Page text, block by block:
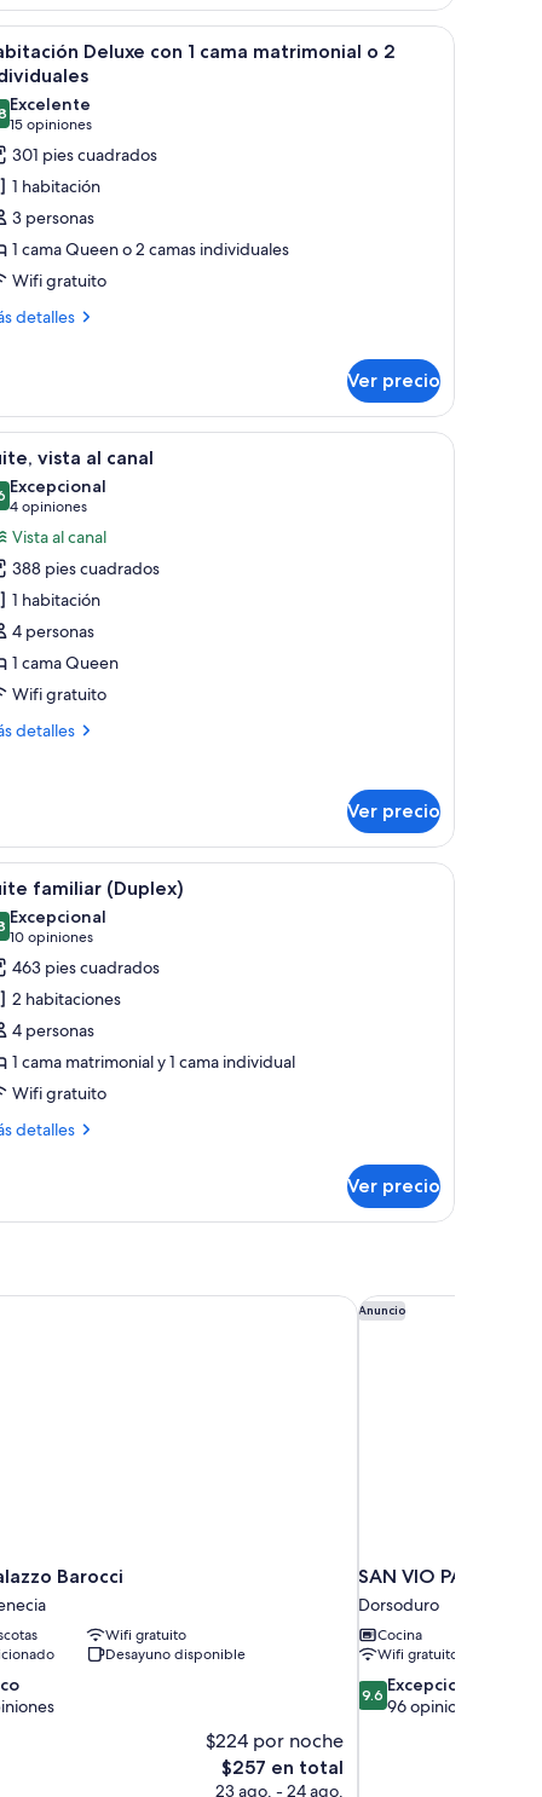
un sofá y un escritorio. Un dormitorio con una cama grande, dos
9
Deluxe con 1 cama matrimonial o 2
de 10
Excelente
15 opiniones
(15
opiniones)
301 pies cuadrados
1 habitación
3 personas
1 cama Queen o 2 camas individuales
Wifi gratuito
detalles
Ver precio
Un dormitorio moderno con una tapicería
8 vista al canal
de 10
Excepcional
4 opiniones
(4
opiniones)
Vista al canal
388 pies cuadrados
1 habitación
4 personas
1 cama Queen
Wifi gratuito
detalles
Ver precio
una escalera de madera y una zona de estar con chimenea.
Una habitación moderna con piso de
4 familiar (Duplex)
de 10
Excepcional
10 opiniones
(10
opiniones)
463 pies cuadrados
2 habitaciones
4 personas
1 cama matrimonial y 1 cama individual
Wifi gratuito
detalles
Ver precio
Barocci
Wifi gratuito
Desayuno disponible
$224 por noche
El
precio
$257 en total
23 ago. - 24 ago.
Barocci Anuncio
SAN VIO PALACE
Dorsoduro
Cocina
Wifi gratuito
9.6
de
9.6 Excepcional
96 opiniones
SAN VIO PALACE